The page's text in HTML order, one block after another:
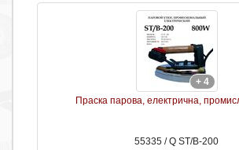
+ 4
Праска парова, електрична,
55335 / Q ST/B-200